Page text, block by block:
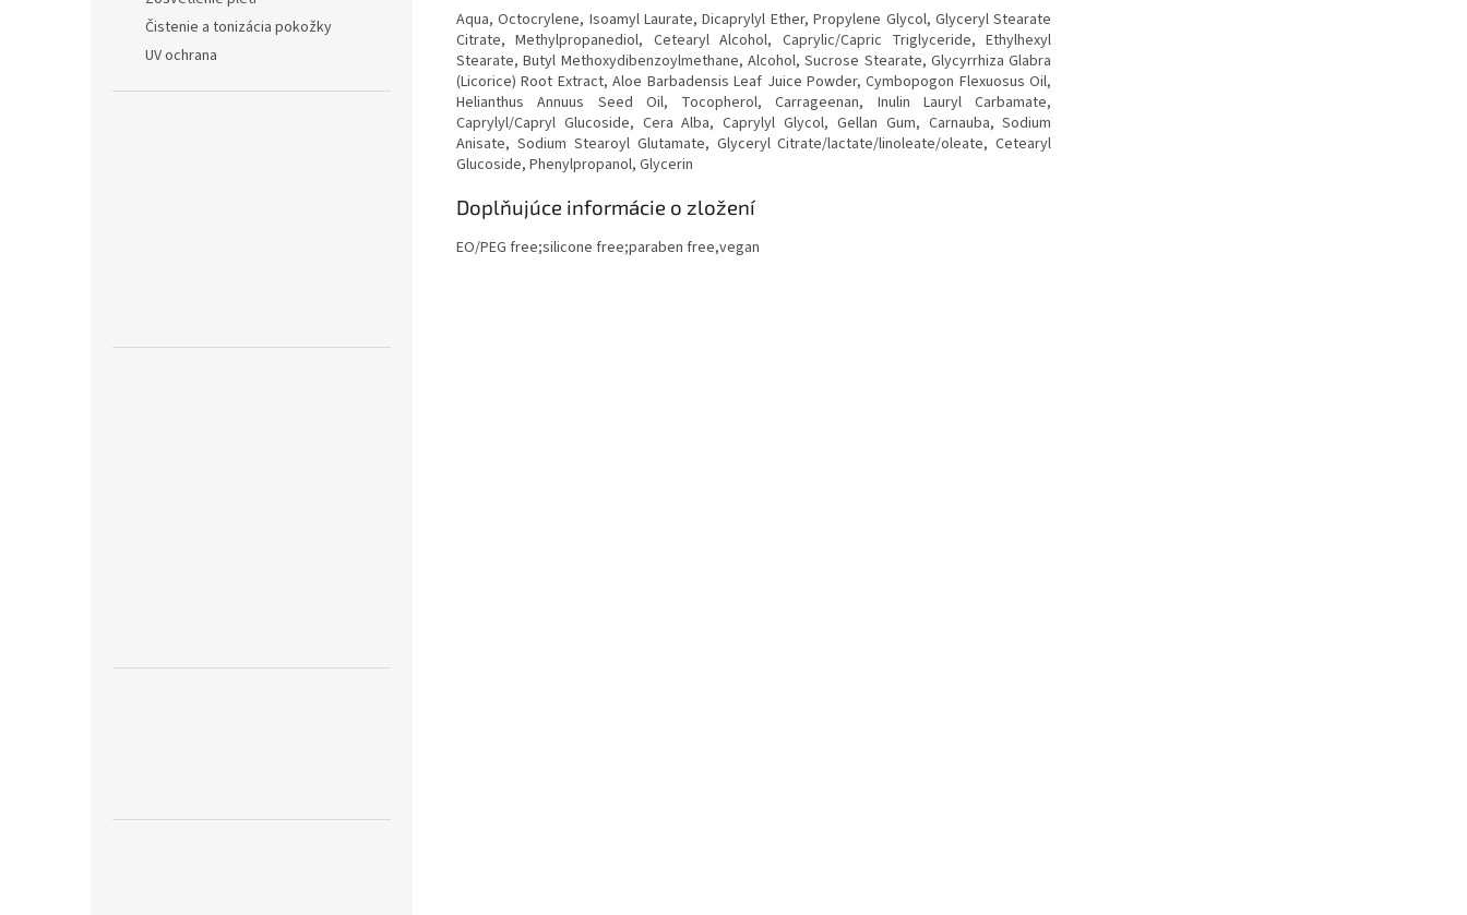
Čistenie a tonizácia pokožky
UV ochrana
Aqua, Octocrylene, Isoamyl Laurate, Dicaprylyl Ether, Propylene Glycol, Glyceryl Stearate
Citrate, Methylpropanediol, Cetearyl Alcohol, Caprylic/Capric Triglyceride, Ethylhexyl
Stearate, Butyl Methoxydibenzoylmethane, Alcohol, Sucrose Stearate, Glycyrrhiza Glabra
(Licorice) Root Extract, Aloe Barbadensis Leaf Juice Powder, Cymbopogon Flexuosus Oil,
Helianthus Annuus Seed Oil, Tocopherol, Carrageenan, Inulin Lauryl Carbamate,
Caprylyl/Capryl Glucoside, Cera Alba, Caprylyl Glycol, Gellan Gum, Carnauba, Sodium
Anisate, Sodium Stearoyl Glutamate, Glyceryl Citrate/lactate/linoleate/oleate, Cetearyl
Glucoside, Phenylpropanol, Glycerin
Doplňujúce informácie o zložení
EO/PEG free;silicone free;paraben free,vegan